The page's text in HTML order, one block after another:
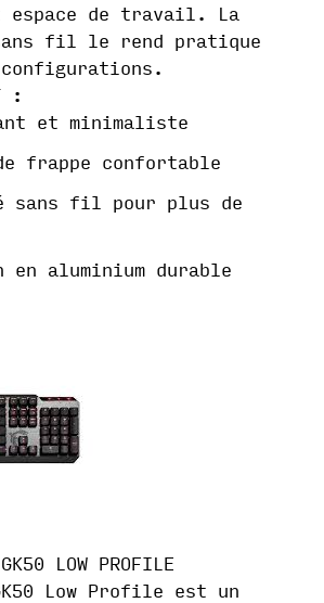
espace de travail. La
fil le rend pratique
:
et minimaliste
frappe confortable
sans fil pour plus de
en aluminium durable
LOW PROFILE
Low Profile est un